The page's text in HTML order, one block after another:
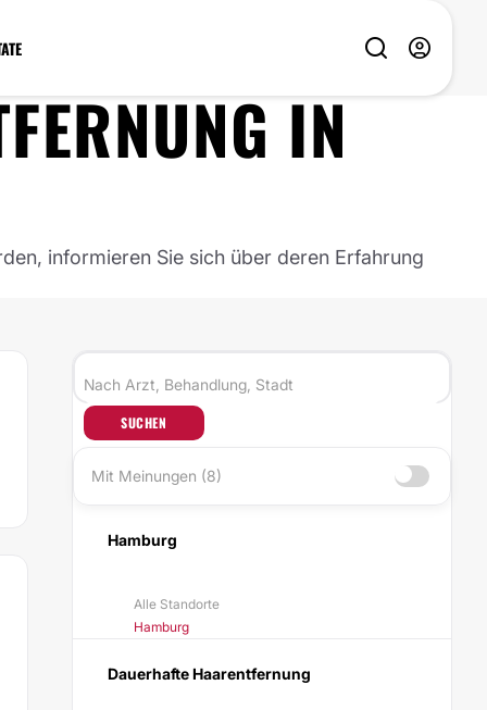
IN
informieren Sie sich über deren Erfahrung
SUCHEN
Mit Meinungen (8)
Hamburg
Alle Standorte
Hamburg
Dauerhafte Haarentfernung